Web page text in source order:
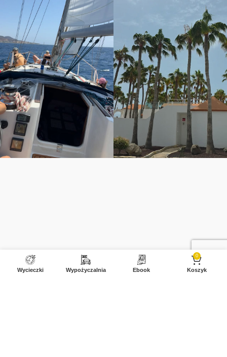
Wycieczki Wypożyczalnia Ebook
0
Koszyk